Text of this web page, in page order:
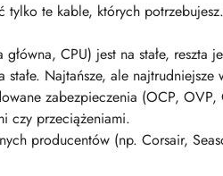
tylko te kable, których
CPU) jest na stałe, reszta
stałe. Najtańsze, ale najtrudniejsze
zabezpieczenia (OCP,
czy przeciążeniami.
producentów (np. Corsair,